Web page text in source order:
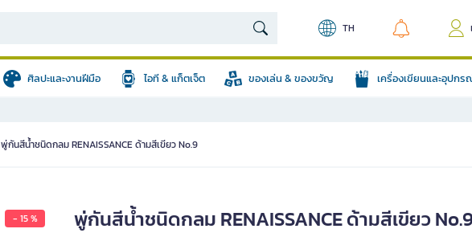
TH
ศิลปะและงานฝีมือ ไอที & แก็ตเจ็ต ของเล่น & ของขวัญ เครื่องเขียนและอุปก
พู่กันสีน้ำชนิดกลม RENAISSANCE ด้ามสีเขียว No.9
- 15 % พู่กันสีน้ำชนิดกลม RENAISSANCE ด้ามสีเขียว No.9